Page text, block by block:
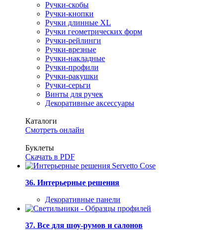
Ручки-скобы
Ручки-кнопки
Ручки длинные XL
Ручки геометрических форм
Ручки-рейлинги
Ручки-врезные
Ручки-накладные
Ручки-профили
Ручки-ракушки
Ручки-серьги
Винты для ручек
Декоративные аксессуары
Каталоги
Смотреть онлайн
Буклеты
Скачать в PDF
36. Интерьерные решения
Декоративные панели
37. Все для шоу-румов и салонов